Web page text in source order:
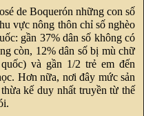
de Boquerón những con số
vực nông thôn chỉ số nghèo
gần 37% dân số không có
còn, 12% dân số bị mù chữ
và gần 1/2 trẻ em đến
Hơn nữa, nơi đây mức sản
kế duy nhất truyền từ thế